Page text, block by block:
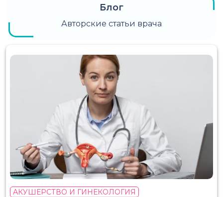
Блог
Авторские статьи врача
АКУШЕРСТВО И ГИНЕКОЛОГИЯ